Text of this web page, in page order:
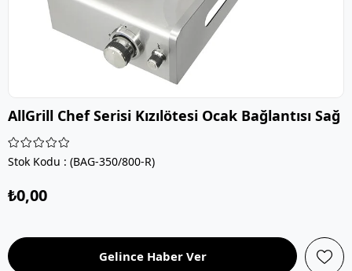
AllGrill Chef Serisi Kızılötesi Ocak Bağlantısı Sağ
Stok Kodu (BAG-350/800-R)
₺0,00
Gelince Haber Ver